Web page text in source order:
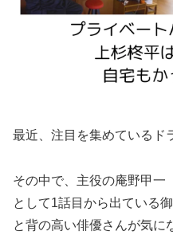
最近、注目を集めているド
その中で、主役の庵野甲一
として1話目から出ている
と背の高い俳優さんが気に